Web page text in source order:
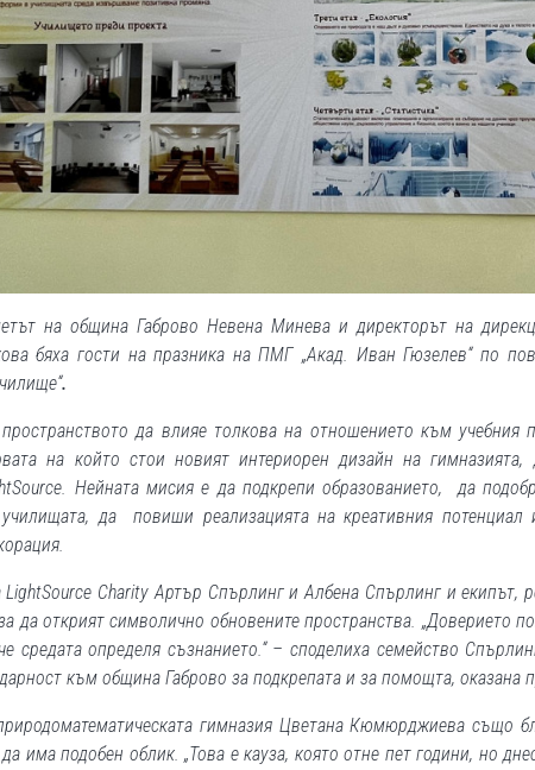
на община Габрово Невена Минева и директорът на
бяха гости на празника на ПМГ „Акад. Иван Гюзелев“ по
.
да влияе толкова на отношението към учебния
на който стои новият интериорен дизайн на гимназията,
Нейната мисия е да подкрепи образованието, да
да повиши реализацията на креативния
LightSource Charity Артър Спърлинг и Албена Спърлинг и екипът,
да открият символично обновените пространства. „Доверието
средата определя съзнанието.“ – споделиха семейство
към община Габрово за подкрепата и за помощта, оказана
гимназия Цветана Кюмюрджиева също
има подобен облик. „Това е кауза, която отне пет години, но